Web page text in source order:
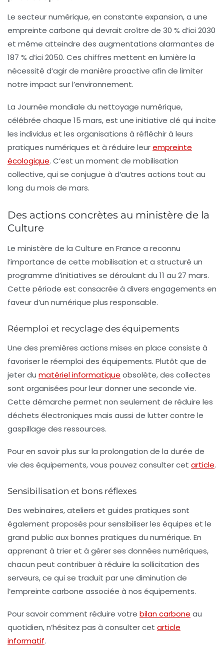
Le secteur numérique, en constante expansion, a une
empreinte carbone qui devrait croître de 30 % d’ici 2030
et même atteindre des augmentations alarmantes de
187 % d’ici 2050. Ces chiffres mettent en lumière la
nécessité d’agir de manière proactive afin de limiter
notre impact sur l’environnement.
La Journée mondiale du nettoyage numérique,
célébrée chaque 15 mars, est une initiative clé qui incite
les individus et les organisations à réfléchir à leurs
pratiques numériques et à réduire leurempreinte
écologique. C’est un moment de mobilisation
collective, qui se conjugue à d’autres actions tout au
long du mois de mars.
Des actions concrètes au ministère de la
Culture
Le ministère de la Culture en France a reconnu
l’importance de cette mobilisation et a structuré un
programme d’initiatives se déroulant du 11 au 27 mars.
Cette période est consacrée à divers engagements en
faveur d’un numérique plus responsable.
Réemploi et recyclage des équipements
Une des premières actions mises en place consiste à
favoriser le réemploi des équipements. Plutôt que de
jeter du matériel informatique obsolète, des collectes
sont organisées pour leur donner une seconde vie.
Cette démarche permet non seulement de réduire les
déchets électroniques mais aussi de lutter contre le
gaspillage des ressources.
Pour en savoir plus sur la prolongation de la durée de
vie des équipements, vous pouvez consulter cet article.
Sensibilisation et bons réflexes
Des webinaires, ateliers et guides pratiques sont
également proposés pour sensibiliser les équipes et le
grand public aux bonnes pratiques du numérique. En
apprenant à trier et à gérer ses données numériques,
chacun peut contribuer à réduire la sollicitation des
serveurs, ce qui se traduit par une diminution de
l’empreinte carbone associée à nos équipements.
Pour savoir comment réduire votre bilan carbone au
quotidien, n’hésitez pas à consulter cet article
informatif.